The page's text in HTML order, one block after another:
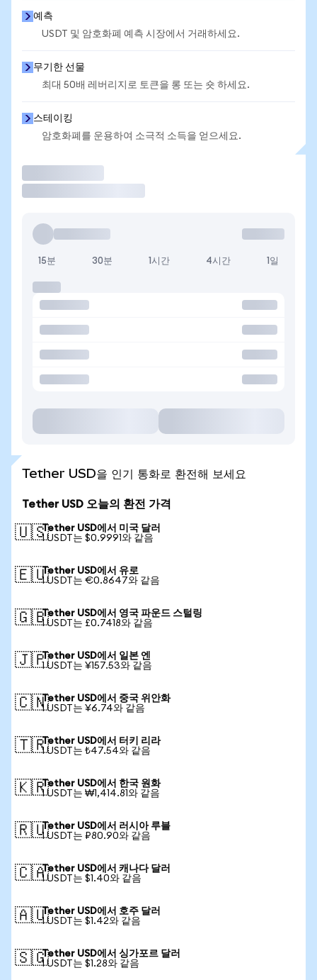
예측
USDT 및 암호화폐 예측 시장에서 거래하세요.
무기한 선물
최대 50배 레버리지로 토큰을 롱 또는 숏 하세요.
스테이킹
암호화폐를 운용하여 소극적 소득을 얻으세요.
15분 30분 1시간 4시간 1일
Tether USD을 인기 통화로 환전해 보세요
Tether USD 오늘의 환전 가격
🇺🇸Tether USD에서 미국 달러
1 USDT는 $0.9991와 같음
🇪🇺Tether USD에서 유로
1 USDT는 €0.8647와 같음
🇬🇧Tether USD에서 영국 파운드 스털링
1 USDT는 £0.7418와 같음
🇯🇵Tether USD에서 일본 엔
1 USDT는 ¥157.53와 같음
🇨🇳Tether USD에서 중국 위안화
1 USDT는 ¥6.74와 같음
🇹🇷Tether USD에서 터키 리라
1 USDT는 ₺47.54와 같음
🇰🇷Tether USD에서 한국 원화
1 USDT는 ₩1,414.81와 같음
🇷🇺Tether USD에서 러시아 루블
1 USDT는 ₽80.90와 같음
🇨🇦Tether USD에서 캐나다 달러
1 USDT는 $1.40와 같음
🇦🇺Tether USD에서 호주 달러
1 USDT는 $1.42와 같음
🇸🇬Tether USD에서 싱가포르 달러
1 USDT는 $1.28와 같음